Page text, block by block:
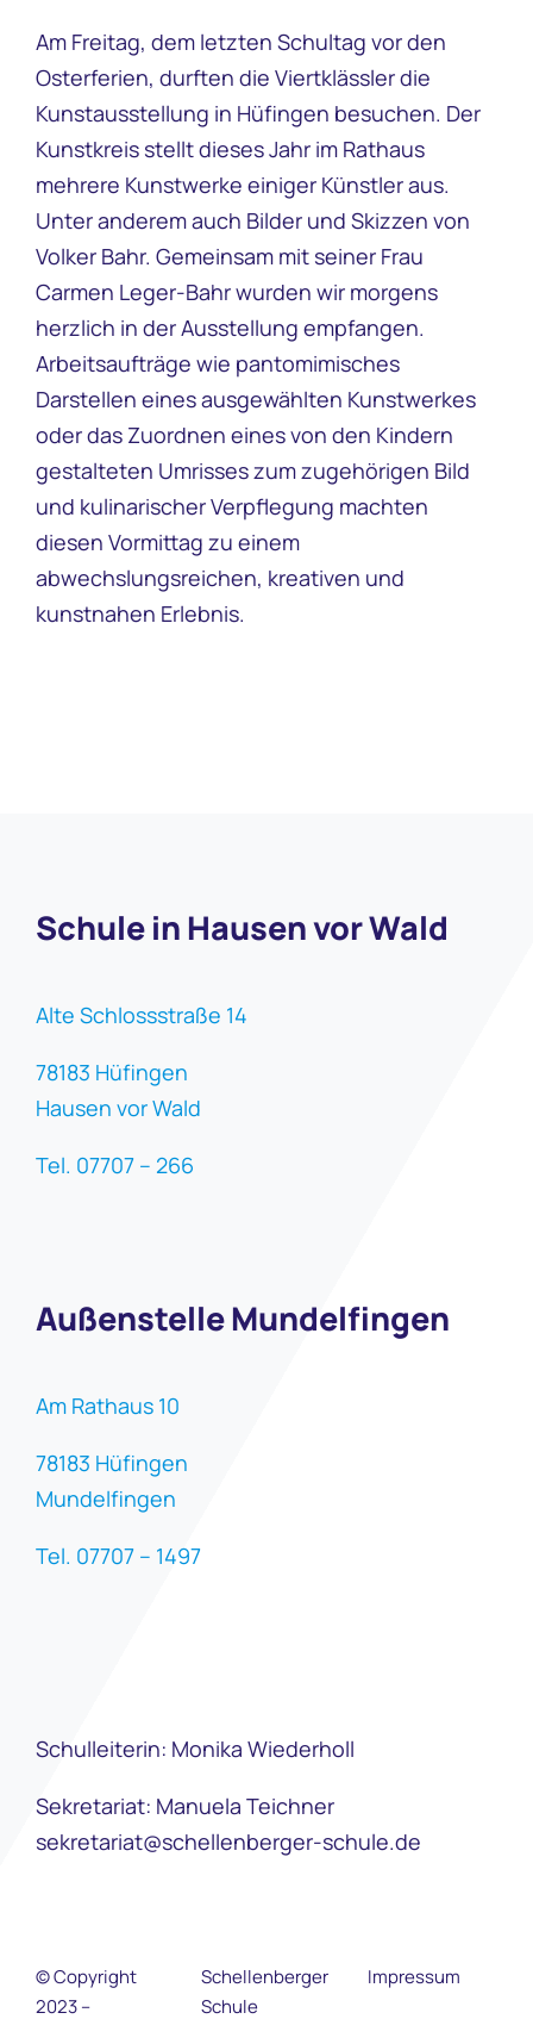
Am Freitag, dem letzten Schultag vor den
Osterferien, durften die Viertklässler die
Kunstausstellung in Hüfingen besuchen. Der
Kunstkreis stellt dieses Jahr im Rathaus
mehrere Kunstwerke einiger Künstler aus.
Unter anderem auch Bilder und Skizzen von
Volker Bahr. Gemeinsam mit seiner Frau
Carmen Leger-Bahr wurden wir morgens
herzlich in der Ausstellung empfangen.
Arbeitsaufträge wie pantomimisches
Darstellen eines ausgewählten Kunstwerkes
oder das Zuordnen eines von den Kindern
gestalteten Umrisses zum zugehörigen Bild
und kulinarischer Verpflegung machten
diesen Vormittag zu einem
abwechslungsreichen, kreativen und
kunstnahen Erlebnis.
Schule in Hausen vor Wald
Alte Schlossstraße 14
78183 Hüfingen
Hausen vor Wald
Tel. 07707 – 266
Außenstelle Mundelfingen
Am Rathaus 10
78183 Hüfingen
Mundelfingen
Tel. 07707 – 1497
Schulleiterin: Monika Wiederholl
Sekretariat: Manuela Teichner
sekretariat@schellenberger-schule.de
© Copyright
2023 –
Schellenberger
Schule
Impressum